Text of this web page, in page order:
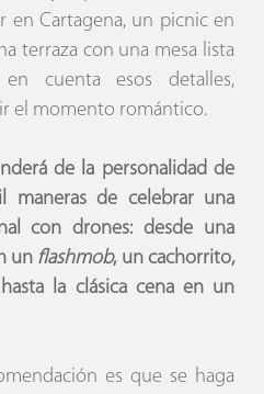
en Cartagena, un picnic en
terraza con una mesa lista
en cuenta esos detalles,
el momento romántico.
de la personalidad de
maneras de celebrar una
con drones: desde una
un flashmob, un cachorrito,
la clásica cena en un
es que se haga